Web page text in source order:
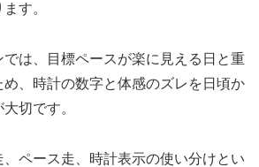
す。
では、目標ペースが楽に見える日と重
め、時計の数字と体感のズレを日頃か
切です。
ペース走、時計表示の使い分けとい